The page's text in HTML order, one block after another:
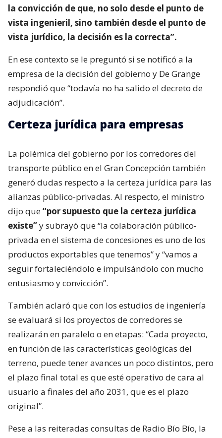
la convicción de que, no solo desde el punto de
vista ingenieril, sino también desde el punto de
vista jurídico, la decisión es la correcta”.
En ese contexto se le preguntó si se notificó a la
empresa de la decisión del gobierno y De Grange
respondió que “todavía no ha salido el decreto de
adjudicación”.
Certeza jurídica para empresas
La polémica del gobierno por los corredores del
transporte público en el Gran Concepción también
generó dudas respecto a la certeza jurídica para las
alianzas público-privadas. Al respecto, el ministro
dijo que“por supuesto que la certeza jurídica
existe”y subrayó que “la colaboración público-
privada en el sistema de concesiones es uno de los
productos exportables que tenemos” y “vamos a
seguir fortaleciéndolo e impulsándolo con mucho
entusiasmo y convicción”.
También aclaró que con los estudios de ingeniería
se evaluará si los proyectos de corredores se
realizarán en paralelo o en etapas: “Cada proyecto,
en función de las características geológicas del
terreno, puede tener avances un poco distintos, pero
el plazo final total es que esté operativo de cara al
usuario a finales del año 2031, que es el plazo
original”.
Pese a las reiteradas consultas de Radio Bío Bío, la